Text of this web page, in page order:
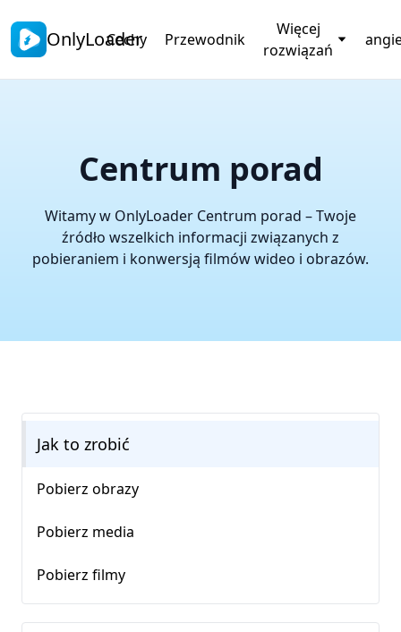
OnlyLoader
Cechy Przewodnik
Więcej
rozwiązań
Centrum porad
Witamy w OnlyLoader Centrum porad – Twoje
źródło wszelkich informacji związanych z
pobieraniem i konwersją filmów wideo i obrazów.
Jak to zrobić
Pobierz obrazy
Pobierz media
Pobierz filmy